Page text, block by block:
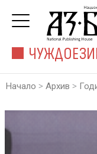
Начало > Архив >